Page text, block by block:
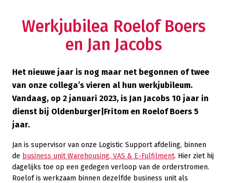
Werkjubilea Roelof Boers
en Jan Jacobs
Het nieuwe jaar is nog maar net begonnen of twee
van onze collega’s vieren al hun werkjubileum.
Vandaag, op 2 januari 2023, is Jan Jacobs 10 jaar in
dienst bij Oldenburger|Fritom en Roelof Boers 5
jaar.
Jan is supervisor van onze Logistic Support afdeling, binnen
de business unit Warehousing, VAS & E-Fulfilment. Hier ziet hij
dagelijks toe op een gedegen verloop van de orderstromen.
Roelof is werkzaam binnen dezelfde business unit als